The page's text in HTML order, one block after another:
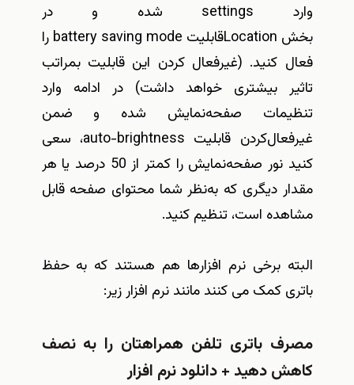
وارد settings شده و در
بخش Locationقابلیت battery saving mode را
فعال کنید. (غیرفعال کردن این قابلیت بمراتب
تاثیر بیشتری خواهد داشت) در ادامه وارد
تنظیمات صفحه‌نمایش شده و ضمن
غیرفعال‌کردن قابلیت auto-brightness، سعی
کنید نور صفحه‌نمایش را کمتر از 50 درصد یا هر
مقدار دیگری که به‌نظر شما محتوای صفحه قابل
مشاهده است، تنظیم کنید.
البته برخی نرم افزارها هم هستند که به حفظ
باتری کمک می کنند مانند نرم افزار زیر:
مصرف باتری تلفن همراهتان را به نصف
کاهش دهید + دانلود نرم افزار